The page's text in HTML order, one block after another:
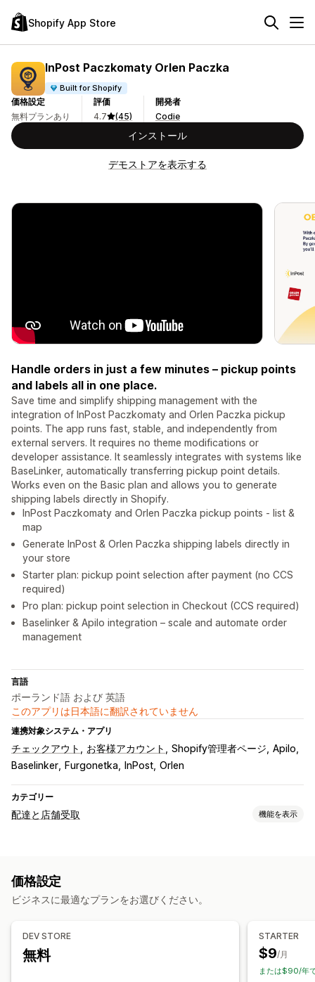
Shopify App Store
InPost Paczkomaty Orlen Paczka
Built for Shopify
価格設定
無料プランあり
評価
4.7
(45)
開発者
Codie
インストール
デモストアを表示する
Handle orders in just a few minutes – pickup points
and labels all in one place.
Save time and simplify shipping management with the
integration of InPost Paczkomaty and Orlen Paczka pickup
points. The app runs fast, stable, and independently from
external servers. It requires no theme modifications or
developer assistance. It seamlessly integrates with systems like
BaseLinker, automatically transferring pickup point details.
Works even on the Basic plan and allows you to generate
shipping labels directly in Shopify.
InPost Paczkomaty and Orlen Paczka pickup points - list &
map
Generate InPost & Orlen Paczka shipping labels directly in
your store
Starter plan: pickup point selection after payment (no CCS
required)
Pro plan: pickup point selection in Checkout (CCS required)
Baselinker & Apilo integration – scale and automate order
management
言語
ポーランド語 および 英語
このアプリは日本語に翻訳されていません
連携対象システム・アプリ
チェックアウト お客様アカウント Shopify管理者ページ Apilo
Baselinker
Furgonetka InPost Orlen
カテゴリー
配達と店舗受取 機能を表示
受取オプション
リアルタイム追跡
配送マップ
価格設定
ビジネスに最適なプランをお選びください。
DEV STORE
無料
STARTER
$9/月
または$90/年